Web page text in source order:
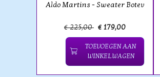
Aldo Martins - Sweater Botev
€ 225,00 € 179,00
TOEVOEGEN AAN
WINKELWAGEN